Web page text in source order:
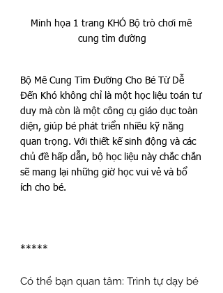
Minh họa 1 trang KHÓ Bộ trò chơi mê
cung tìm đường
Bộ Mê Cung Tìm Đường Cho Bé Từ Dễ
Đến Khó không chỉ là một học liệu toán tư
duy mà còn là một công cụ giáo dục toàn
diện, giúp bé phát triển nhiều kỹ năng
quan trọng. Với thiết kế sinh động và các
chủ đề hấp dẫn, bộ học liệu này chắc chắn
sẽ mang lại những giờ học vui vẻ và bổ
ích cho bé.
*****
Có thể bạn quan tâm: Trình tự dạy bé